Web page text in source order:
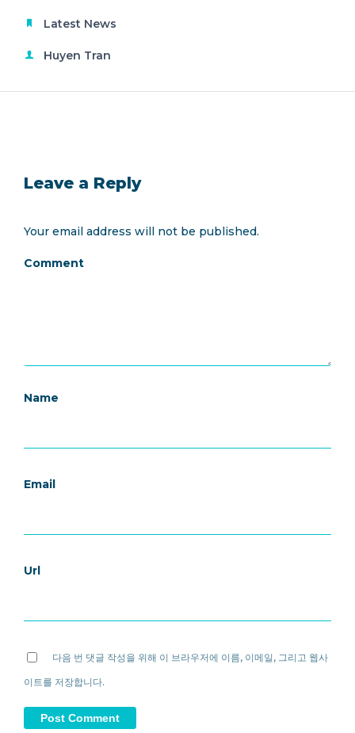
Latest News
Huyen Tran
Leave a Reply
Your email address will not be published.
Comment
Name
Email
Url
다음 번 댓글 작성을 위해 이 브라우저에 이름, 이메일, 그리고 웹사
이트를 저장합니다.